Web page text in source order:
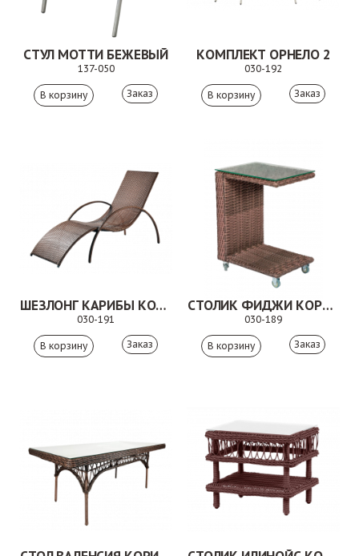
СТУЛ МОТТИ БЕЖЕВЫЙ
137-050
Заказ
КОМПЛЕКТ ОРНЕЛО 2
030-192
Заказ
ШЕЗЛОНГ КАРИБЫ КОРИЧНЕВЫЙ
030-191
Заказ
СТОЛИК ФИДЖИ КОРИЧНЕВЫЙ
030-189
Заказ